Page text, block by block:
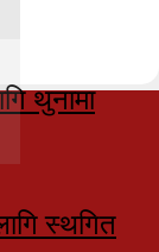
थुनामा
स्थगित